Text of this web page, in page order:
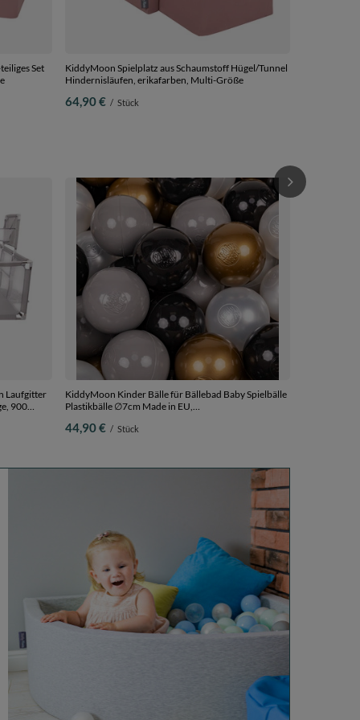
Set
KiddyMoon Spielplatz aus Schaumstoff Hügel/Tunnel
Hindernisläufen, erikafarben, Multi-Größe
64,90 € / Stück
Laufgitter
900
KiddyMoon Kinder Bälle für Bällebad Baby Spielbälle
Plastikbälle ∅7cm Made in EU,
44,90 € / Stück
KiddyMoon